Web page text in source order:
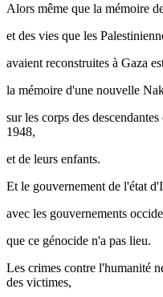
Alors même que la mémoire
et des vies que les
avaient reconstruites à Gaza
la mémoire d'une nouvelle
sur les corps des
1948,
et de leurs enfants.
Et le gouvernement de l'état
avec les gouvernements
que ce génocide n'a pas lieu.
Les crimes contre l'humanité
des victimes,